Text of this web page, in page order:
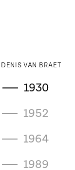
VAN BRAET
1930
1952
1964
1989